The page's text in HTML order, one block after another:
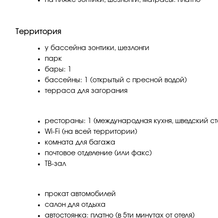
Территория
у бассейна зонтики, шезлонги
парк
бары: 1
бассейны: 1 (открытый с пресной водой)
терраса для загорания
рестораны: 1 (международная кухня, шведский
Wi-Fi (на всей территории)
комната для багажа
почтовое отделение (или факс)
ТВ-зал
прокат автомобилей
салон для отдыха
автостоянка: платно (в 5ти минутах от отеля)